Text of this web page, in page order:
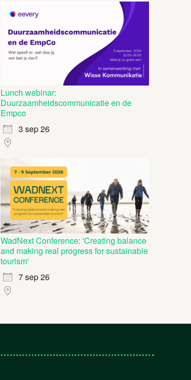
Lunch webinar:
Duurzaamheidscommunicatie en de
Empco
3 sep 26
WadNext Conference: 'Creating balance
and making real progress for sustainable
tourism'
7 sep 26